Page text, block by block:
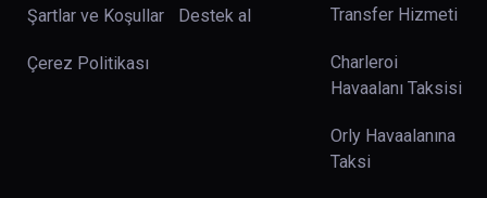
Şartlar ve Koşullar
Çerez Politikası
Destek al
Transfer Hizmeti
Charleroi
Havaalanı Taksisi
Orly Havaalanına
Taksi